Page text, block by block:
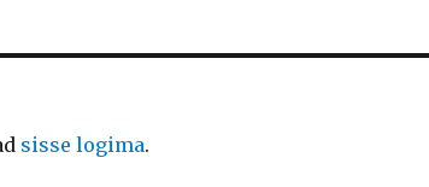
sisse logima.